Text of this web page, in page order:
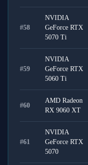
#58
NVIDIA
GeForce RTX
5070 Ti
#59
NVIDIA
GeForce RTX
5060 Ti
#60
AMD Radeon
RX 9060 XT
#61
NVIDIA
GeForce RTX
5070